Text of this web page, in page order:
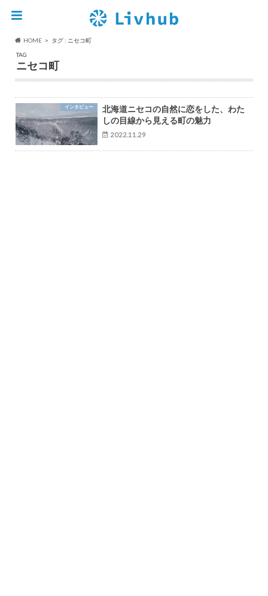
HOME
タグ : ニセコ町
TAG
ニセコ町
インタビュー
北海道ニセコの自然に恋をした、わた
しの目線から見える町の魅力
2022.11.29